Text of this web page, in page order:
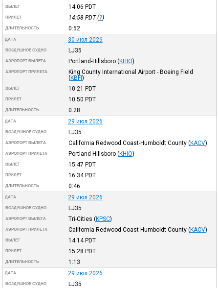
ВЫЛЕТ 14:06 PDT
ПРИЛЕТ 14:58 PDT(?)
ДЛИТЕЛЬНОСТЬ 0:52
ДАТА 30 июл 2026
ВОЗДУШНОЕ СУДНО LJ35
АЭРОПОРТ ВЫЛЕТА Portland-Hillsboro (KHIO)
АЭРОПОРТ ПРИЛЕТА
King County International Airport - Boeing Field
(KBFI)
ВЫЛЕТ 10:21 PDT
ПРИЛЕТ 10:50 PDT
ДЛИТЕЛЬНОСТЬ 0:28
ДАТА 29 июл 2026
ВОЗДУШНОЕ СУДНО LJ35
АЭРОПОРТ ВЫЛЕТА California Redwood Coast-Humboldt County (KACV)
АЭРОПОРТ ПРИЛЕТА Portland-Hillsboro (KHIO)
ВЫЛЕТ 15:47 PDT
ПРИЛЕТ 16:34PDT
ДЛИТЕЛЬНОСТЬ 0:46
ДАТА 29 июл 2026
ВОЗДУШНОЕ СУДНО LJ35
АЭРОПОРТ ВЫЛЕТА Tri-Cities (KPSC)
АЭРОПОРТ ПРИЛЕТА California Redwood Coast-Humboldt County (KACV)
ВЫЛЕТ 14:14PDT
ПРИЛЕТ 15:28 PDT
ДЛИТЕЛЬНОСТЬ 1:13
ДАТА 29 июл 2026
ВОЗДУШНОЕ СУДНО LJ35